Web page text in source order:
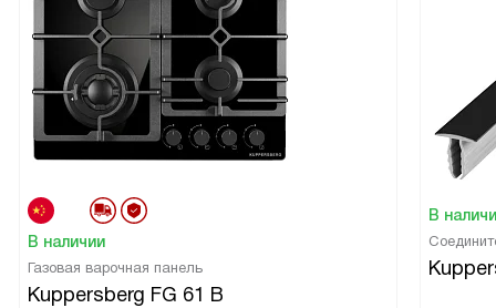
В наличии
Газовая варочная панель
Kuppersberg FG 61 B
В